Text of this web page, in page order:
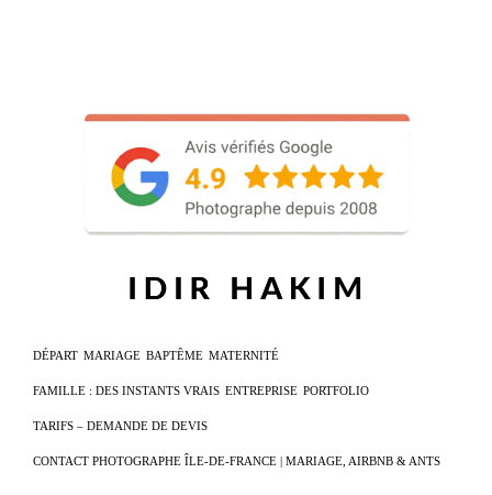
DÉPART MARIAGE BAPTÊME MATERNITÉ
FAMILLE : DES INSTANTS VRAIS ENTREPRISE PORTFOLIO
TARIFS – DEMANDE DE DEVIS
CONTACT PHOTOGRAPHE ÎLE-DE-FRANCE | MARIAGE, AIRBNB & ANTS